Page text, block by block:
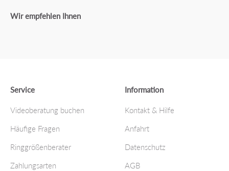
Wir empfehlen Ihnen
Service
Videoberatung buchen
Häufige Fragen
Ringgrößenberater
Zahlungsarten
Information
Kontakt & Hilfe
Anfahrt
Datenschutz
AGB